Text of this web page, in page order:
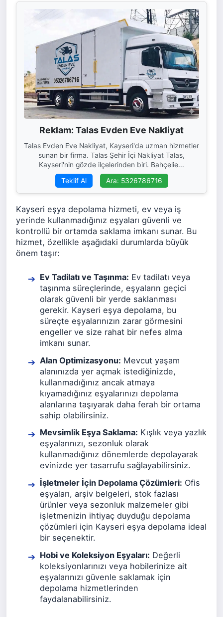
Reklam: Talas Evden Eve Nakliyat
Talas Evden Eve Nakliyat, Kayseri'da uzman hizmetler
sunan bir firma. Talas Şehir İçi Nakliyat Talas,
Kayseri'nin gözde ilçelerinden biri. Bahçelie...
Teklif Al
Ara: 5326786716
Kayseri eşya depolama hizmeti, ev veya iş
yerinde kullanmadığınız eşyaları güvenli ve
kontrollü bir ortamda saklama imkanı sunar. Bu
hizmet, özellikle aşağıdaki durumlarda büyük
önem taşır:
Ev Tadilatı ve Taşınma: Ev tadilatı veya
taşınma süreçlerinde, eşyaların geçici
olarak güvenli bir yerde saklanması
gerekir. Kayseri eşya depolama, bu
süreçte eşyalarınızın zarar görmesini
engeller ve size rahat bir nefes alma
imkanı sunar.
Alan Optimizasyonu: Mevcut yaşam
alanınızda yer açmak istediğinizde,
kullanmadığınız ancak atmaya
kıyamadığınız eşyalarınızı depolama
alanlarına taşıyarak daha ferah bir ortama
sahip olabilirsiniz.
Mevsimlik Eşya Saklama: Kışlık veya yazlık
eşyalarınızı, sezonluk olarak
kullanmadığınız dönemlerde depolayarak
evinizde yer tasarrufu sağlayabilirsiniz.
İşletmeler İçin Depolama Çözümleri: Ofis
eşyaları, arşiv belgeleri, stok fazlası
ürünler veya sezonluk malzemeler gibi
işletmenizin ihtiyaç duyduğu depolama
çözümleri için Kayseri eşya depolama ideal
bir seçenektir.
Hobi ve Koleksiyon Eşyaları: Değerli
koleksiyonlarınızı veya hobilerinize ait
eşyalarınızı güvenle saklamak için
depolama hizmetlerinden
faydalanabilirsiniz.